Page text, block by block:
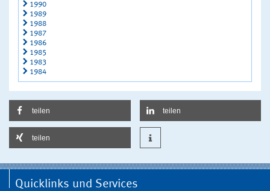
1990
1989
1988
1987
1986
1985
1983
1984
teilen teilen
teilen
Quicklinks und Services